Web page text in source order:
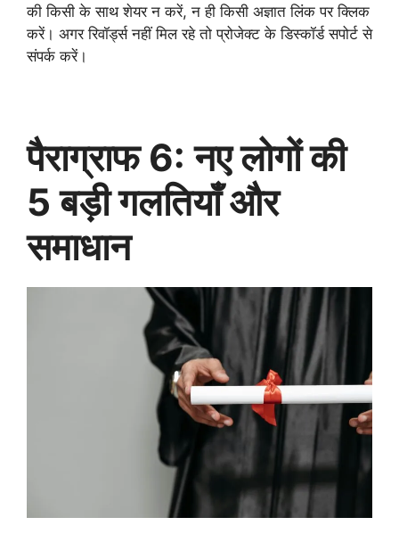
की किसी के साथ शेयर न करें, न ही किसी अज्ञात लिंक पर क्लिक
करें। अगर रिवॉर्ड्स नहीं मिल रहे तो प्रोजेक्ट के डिस्कॉर्ड सपोर्ट से
संपर्क करें।
पैराग्राफ 6: नए लोगों की
5 बड़ी गलतियाँ और
समाधान